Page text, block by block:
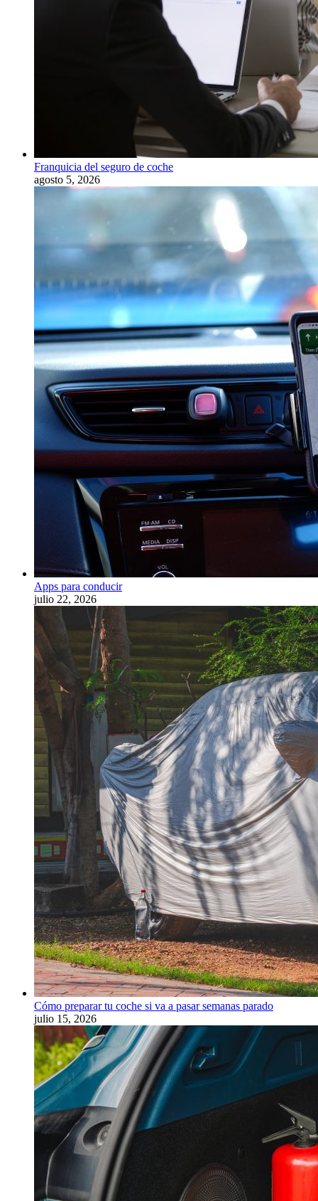
Franquicia del seguro de coche
agosto 5, 2026
Apps para conducir
julio 22, 2026
Cómo preparar tu coche si va a pasar semanas parado
julio 15, 2026